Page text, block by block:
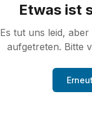
Etwas ist
Es tut uns leid,
aufgetreten. Bitte